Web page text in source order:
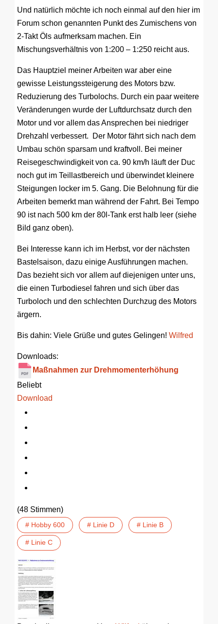
Und natürlich möchte ich noch einmal auf den hier im
Forum schon genannten Punkt des Zumischens von
2-Takt Öls aufmerksam machen. Ein
Mischungsverhältnis von 1:200 – 1:250 reicht aus.
Das Hauptziel meiner Arbeiten war aber eine
gewisse Leistungssteigerung des Motors bzw.
Reduzierung des Turbolochs. Durch ein paar weitere
Veränderungen wurde der Luftdurchsatz durch den
Motor und vor allem das Ansprechen bei niedriger
Drehzahl verbessert. Der Motor fährt sich nach dem
Umbau schön sparsam und kraftvoll. Bei meiner
Reisegeschwindigkeit von ca. 90 km/h läuft der Duc
noch gut im Teillastbereich und überwindet kleinere
Steigungen locker im 5. Gang. Die Belohnung für die
Arbeiten bemerkt man während der Fahrt. Bei Tempo
90 ist nach 500 km der 80l-Tank erst halb leer (siehe
Bild ganz oben).
Bei Interesse kann ich im Herbst, vor der nächsten
Bastelsaison, dazu einige Ausführungen machen.
Das bezieht sich vor allem auf diejenigen unter uns,
die einen Turbodiesel fahren und sich über das
Turboloch und den schlechten Durchzug des Motors
ärgern.
Bis dahin: Viele Grüße und gutes Gelingen! Wilfred
Downloads:
Maßnahmen zur Drehmomenterhöhung
Beliebt
Download
(48 Stimmen)
# Hobby 600 # Linie D # Linie B
# Linie C